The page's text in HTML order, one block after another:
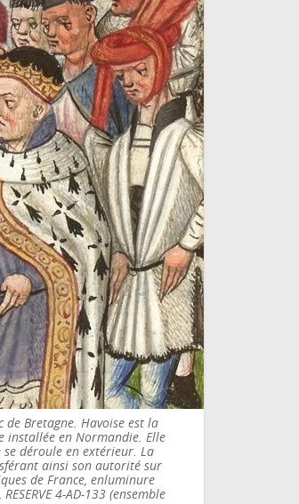
de Bretagne. Havoise est la
installée en Normandie. Elle
se déroule en extérieur. La
ainsi son autorité sur
de France, enluminure
4-AD-133 (ensemble